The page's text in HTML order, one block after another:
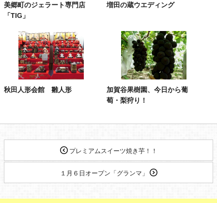
美郷町のジェラート専門店
「TIG」
増田の蔵ウエディング
秋田人形会館 雛人形
加賀谷果樹園、今日から葡
萄・梨狩り！
プレミアムスイーツ焼き芋！！
１月６日オープン「グランマ」